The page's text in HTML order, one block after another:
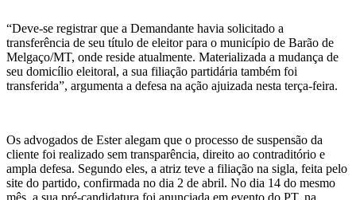
“Deve-se registrar que a Demandante havia solicitado a
transferência de seu título de eleitor para o município de Barão de
Melgaço/MT, onde reside atualmente. Materializada a mudança de
seu domicílio eleitoral, a sua filiação partidária também foi
transferida”, argumenta a defesa na ação ajuizada nesta terça-feira.
Os advogados de Ester alegam que o processo de suspensão da
cliente foi realizado sem transparência, direito ao contraditório e
ampla defesa. Segundo eles, a atriz teve a filiação na sigla, feita pelo
site do partido, confirmada no dia 2 de abril. No dia 14 do mesmo
mês, a sua pré-candidatura foi anunciada em evento do PT, na